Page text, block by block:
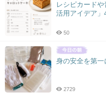
レシピカード
活用アイデア」
50
身の安全を第一
2729